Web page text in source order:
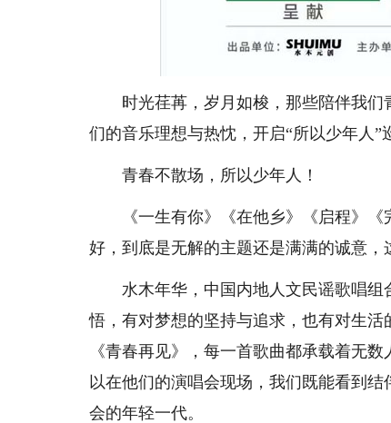
时光荏苒，岁月如梭，那些陪伴我们
们的音乐理想与热忱，开启“所以少年人
青春不散场，所以少年人！
《一生有你》《在他乡》《启程》《
好，到底是无解的主题还是满满的诚意
水木年华，中国内地人文民谣歌唱组
悟，有对梦想的坚持与追求，也有对生
《青春再见》，每一首歌曲都承载着无
以在他们的演唱会现场，我们既能看到
会的年轻一代。